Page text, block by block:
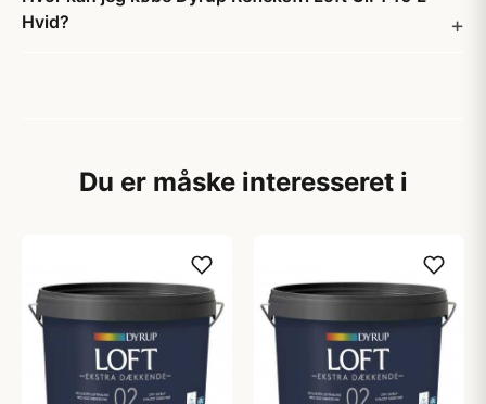
Hvid?
Du er måske interesseret i